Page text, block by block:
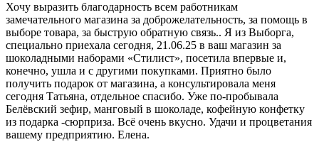
Хочу выразить благодарность всем работникам
замечательного магазина за доброжелательность, за помощь в
выборе товара, за быструю обратную связь.. Я из Выборга,
специально приехала сегодня, 21.06.25 в ваш магазин за
шоколадными наборами «Стилист», посетила впервые и,
конечно, ушла и с другими покупками. Приятно было
получить подарок от магазина, а консультировала меня
сегодня Татьяна, отдельное спасибо. Уже по-пробывала
Белёвский зефир, манговый в шоколаде, кофейную конфетку
из подарка -сюрприза. Всё очень вкусно. Удачи и процветания
вашему предприятию. Елена.